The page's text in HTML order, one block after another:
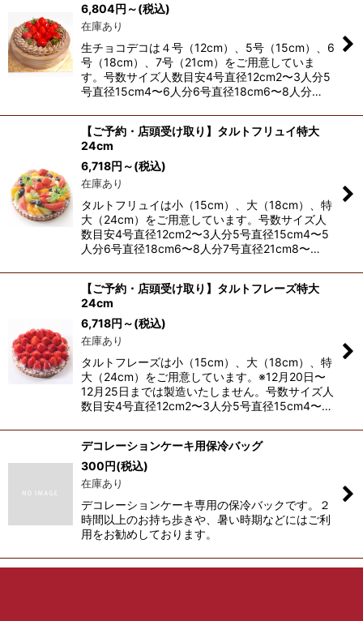
6,804円 ～(税込)
在庫あり
生チョコデコは４号（12cm）、5号（15cm）、6
号（18cm）、7号（21cm）をご用意していま
す。号数サイズ人数目安4号直径12cm2〜3人分5
号直径15cm4〜6人分6号直径18cm6〜8人分…
【ご予約・店頭受け取り】タルトフリュイ特大
24cm
6,718円 ～(税込)
在庫あり
タルトフリュイは小（15cm）、大（18cm）、特
大（24cm）をご用意しています。号数サイズ人
数目安4号直径12cm2〜3人分5号直径15cm4〜5
人分6号直径18cm6〜8人分7号直径21cm8〜…
【ご予約・店頭受け取り】タルトフレーズ特大
24cm
6,718円 ～(税込)
在庫あり
タルトフレーズは小（15cm）、大（18cm）、特
大（24cm）をご用意しています。※12月20日〜
12月25日までは製造いたしません。号数サイズ人
数目安4号直径12cm2〜3人分5号直径15cm4〜…
デコレーションケーキ用保冷バッグ
300円(税込)
在庫あり
デコレーションケーキ専用の保冷バックです。２
時間以上のお持ち歩きや、暑い時期などにはご利
用をお勧めしております。